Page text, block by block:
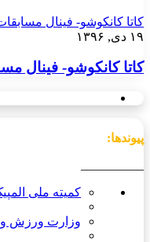
کاتا کانکوشو- فینال مسابقات
۱۹ دی, ۱۳۹۶
کاتا کانکوشو- فینال
پیوندها:
کمیته ملی
وزارت ورزش و